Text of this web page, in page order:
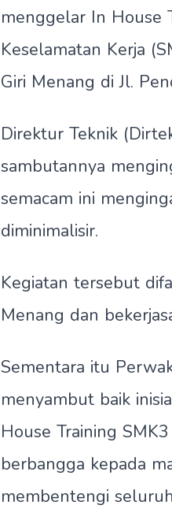
menggelar In House
Keselamatan Kerja
Giri Menang di Jl.
Direktur Teknik
sambutannya
semacam ini
diminimalisir.
Kegiatan tersebut
Menang dan
Sementara itu
menyambut baik
House Training
berbangga kepada
membentengi